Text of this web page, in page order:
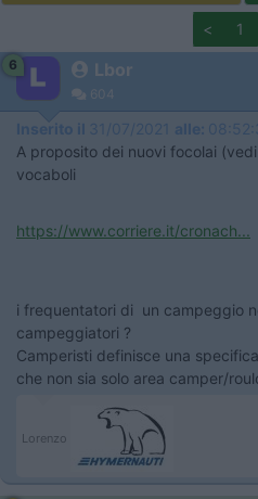
< 1
6 Lbor
604
Inserito il 31/07/2021 alle:
A proposito dei nuovi focolai
vocaboli
https://www.corriere.it/cronach...
i frequentatori di un campeggio
campeggiatori ?
Camperisti definisce una
che non sia solo area camper/
Lorenzo